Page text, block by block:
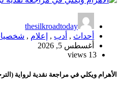
thesilkroadtoday
أحداث , أدب , إعلام ,
أغسطس 5, 2026
13 views
الأهرام ويكلي في مراجعة نقدية لرواية